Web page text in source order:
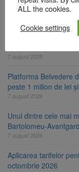
Primăria Brașov
Comprest. Motivul:
7 august 2026
7 august 2026
Platforma Belvedere
peste 1 milion de lei
7 august 2026
Unul dintre cele mai
Bartolomeu-
7 august 2026
Aplicarea tarifelor
octombrie 2026
ALL the cookies.
Cookie settings